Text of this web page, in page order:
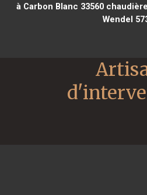
à Carbon Blanc 33560
Wendel